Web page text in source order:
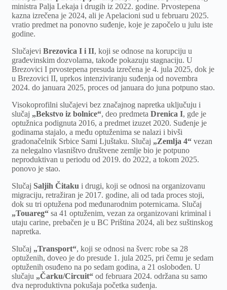
ministra Palja Lekaja i drugih iz 2022. godine. Prvostepena
kazna izrečena je 2024, ali je Apelacioni sud u februaru 2025.
vratio predmet na ponovno suđenje, koje je započelo u julu iste
godine.
Slučajevi Brezovica I i II, koji se odnose na korupciju u
građevinskim dozvolama, takođe pokazuju stagnaciju. U
Brezovici I prvostepena presuda izrečena je 4. jula 2025, dok je
u Brezovici II, uprkos intenziviranju suđenja od novembra
2024. do januara 2025, proces od januara do juna potpuno stao.
Visokoprofilni slučajevi bez značajnog napretka uključuju i
slučaj „Bekstvo iz bolnice“, deo predmeta Drenica I, gde je
optužnica podignuta 2016, a predmet izuzet 2020. Suđenje je
godinama stajalo, a među optuženima se nalazi i bivši
gradonačelnik Srbice Sami Ljuštaku. Slučaj „Zemlja 4“ vezan
za nelegalno vlasništvo društvene zemlje bio je potpuno
neproduktivan u periodu od 2019. do 2022, a tokom 2025.
ponovo je stao.
Slučaj Saljih Čitaku i drugi, koji se odnosi na organizovanu
migraciju, retražiran je 2017. godine, ali od tada proces stoji,
dok su tri optužena pod međunarodnim poternicama. Slučaj
„Touareg“ sa 41 optuženim, vezan za organizovani kriminal i
utaju carine, prebačen je u BC Priština 2024, ali bez suštinskog
napretka.
Slučaj „Transport“, koji se odnosi na šverc robe sa 28
optuženih, doveo je do presude 1. jula 2025, pri čemu je sedam
optuženih osuđeno na po sedam godina, a 21 oslobođen. U
slučaju „Čarku/Circuit“ od februara 2024. održana su samo
dva neproduktivna pokušaja početka suđenja.